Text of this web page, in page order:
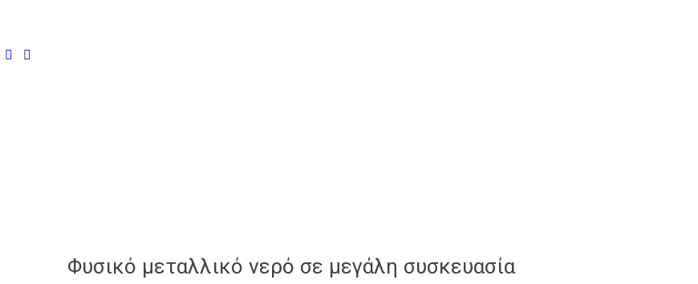
Φυσικό μεταλλικό νερό σε μεγάλη συσκευασία